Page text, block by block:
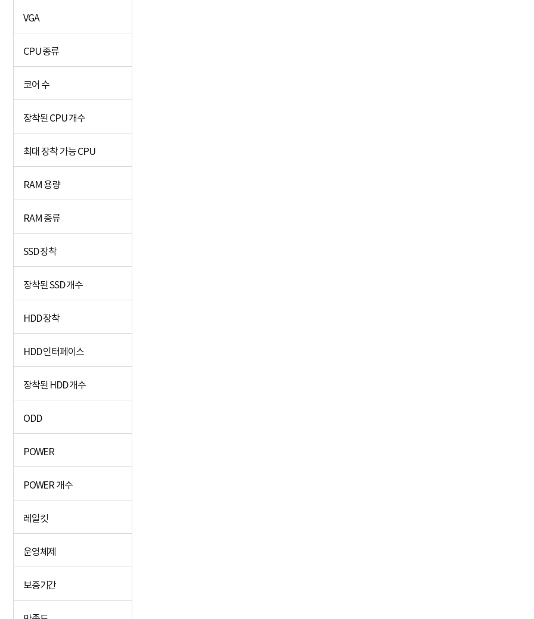
VGA
CPU 종류
코어 수
장착된 CPU 개수
최대 장착 가능 CPU
RAM 용량
RAM 종류
SSD 장착
장착된 SSD 개수
HDD 장착
HDD 인터페이스
장착된 HDD 개수
ODD
POWER
POWER 개수
레일킷
운영체제
보증기간